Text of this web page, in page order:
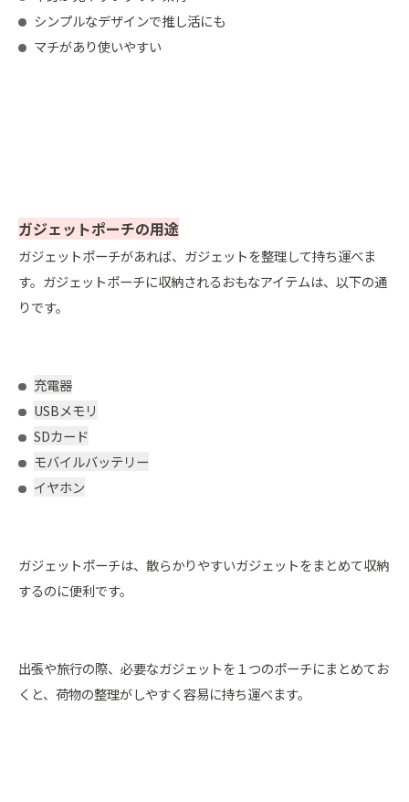
シンプルなデザインで推し活にも
マチがあり使いやすい
ガジェットポーチの用途
ガジェットポーチがあれば、ガジェットを整理して持ち運べま
す。 ガジェットポーチに収納されるおもなアイテムは、以下の通
りです。
充電器
USBメモリ
SDカード
モバイルバッテリー
イヤホン
ガジェットポーチは、散らかりやすいガジェットをまとめて収納
するのに便利です。
出張や旅行の際、必要なガジェットを１つのポーチにまとめてお
くと、荷物の整理がしやすく容易に持ち運べます。